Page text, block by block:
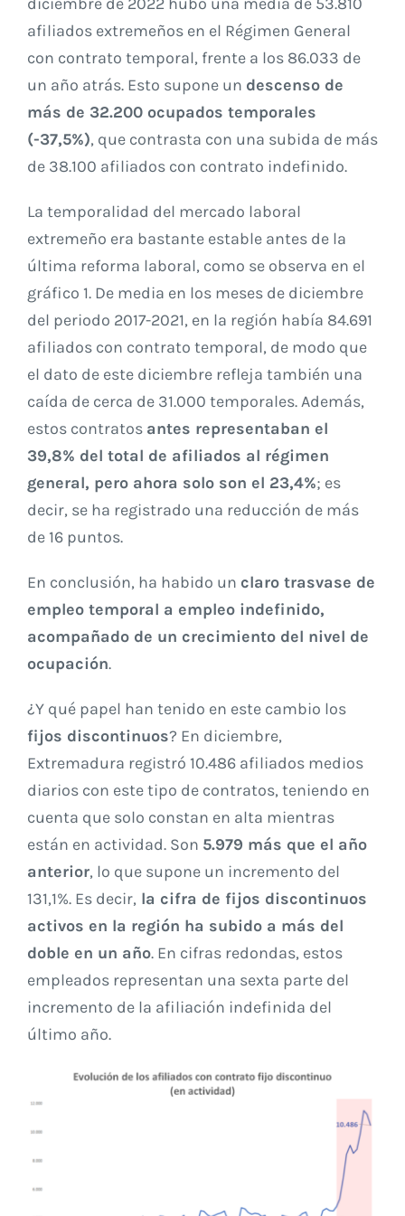
afiliados extremeños en el Régimen General
con contrato temporal, frente a los 86.033 de
un año atrás. Esto supone un descenso de
más de 32.200 ocupados temporales
(-37,5%), que contrasta con una subida de más
de 38.100 afiliados con contrato indefinido.
La temporalidad del mercado laboral
extremeño era bastante estable antes de la
última reforma laboral, como se observa en el
gráfico 1. De media en los meses de diciembre
del periodo 2017-2021, en la región había 84.691
afiliados con contrato temporal, de modo que
el dato de este diciembre refleja también una
caída de cerca de 31.000 temporales. Además,
estos contratos antes representaban el
39,8% del total de afiliados al régimen
general, pero ahora solo son el 23,4%; es
decir, se ha registrado una reducción de más
de 16 puntos.
En conclusión, ha habido un claro trasvase de
empleo temporal a empleo indefinido,
acompañado de un crecimiento del nivel de
ocupación.
¿Y qué papel han tenido en este cambio los
fijos discontinuos? En diciembre,
Extremadura registró 10.486 afiliados medios
diarios con este tipo de contratos, teniendo en
cuenta que solo constan en alta mientras
están en actividad. Son 5.979 más que el año
anterior, lo que supone un incremento del
131,1%. Es decir, la cifra de fijos discontinuos
activos en la región ha subido a más del
doble en un año. En cifras redondas, estos
empleados representan una sexta parte del
incremento de la afiliación indefinida del
último año.